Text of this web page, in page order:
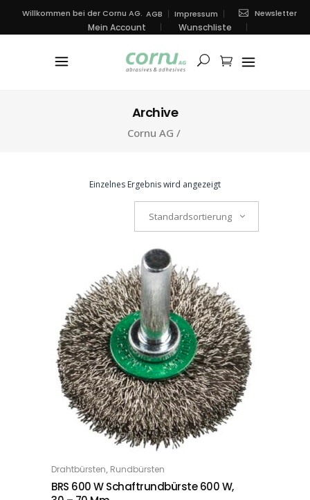
Willkommen bei der Cornu AG. AGB Impressum Newsletter
Mein Account Wunschliste
Archive
Cornu AG /
Einzelnes Ergebnis wird angezeigt
Standardsortierung
OPTIONS
Drahtbürsten, Rundbürsten
BRS 600 W Schaftrundbürste 600 W,